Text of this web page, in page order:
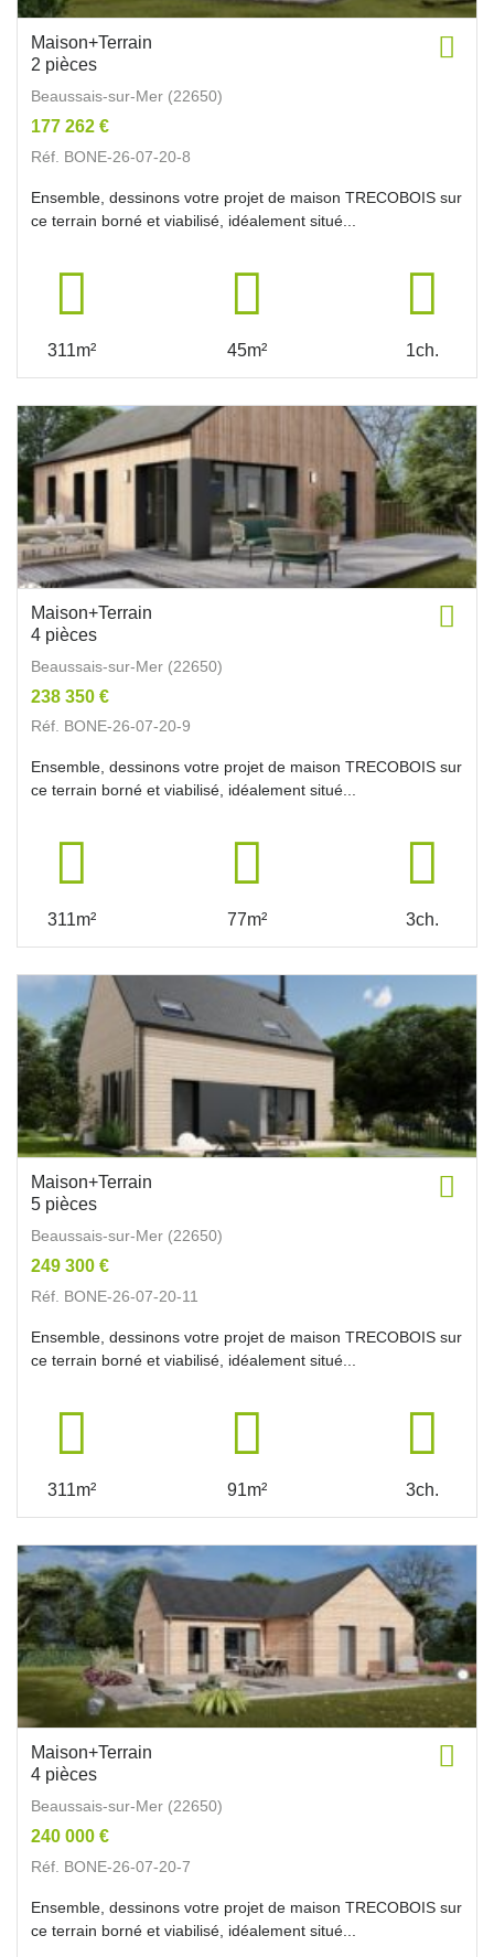
Maison+Terrain
2 pièces
Beaussais-sur-Mer (22650)
177 262 €
Réf. BONE-26-07-20-8
Ensemble, dessinons votre projet de maison TRECOBOIS sur
ce terrain borné et viabilisé, idéalement situé...
311m² 45m² 1ch.
Maison+Terrain
4 pièces
Beaussais-sur-Mer (22650)
238 350 €
Réf. BONE-26-07-20-9
Ensemble, dessinons votre projet de maison TRECOBOIS sur
ce terrain borné et viabilisé, idéalement situé...
311m² 77m² 3ch.
Maison+Terrain
5 pièces
Beaussais-sur-Mer (22650)
249 300 €
Réf. BONE-26-07-20-11
Ensemble, dessinons votre projet de maison TRECOBOIS sur
ce terrain borné et viabilisé, idéalement situé...
311m² 91m² 3ch.
Maison+Terrain
4 pièces
Beaussais-sur-Mer (22650)
240 000 €
Réf. BONE-26-07-20-7
Ensemble, dessinons votre projet de maison TRECOBOIS sur
ce terrain borné et viabilisé, idéalement situé...